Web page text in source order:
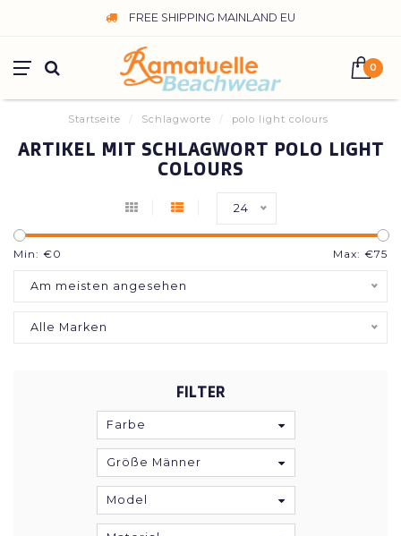
FREE SHIPPING MAINLAND EU
0
Startseite / Schlagworte / polo light colours
ARTIKEL MIT SCHLAGWORT POLO LIGHT
COLOURS
24
Min: €0 Max: €75
Am meisten angesehen
Alle Marken
FILTER
Farbe
Größe Männer
Model